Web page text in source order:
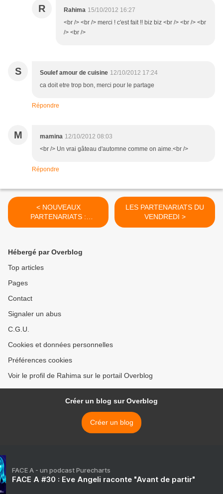
R Rahima 15/10/2012 16:27
<br /> <br /> merci ! c'est fait !! biz biz <br /> <br /> <br
/> <br />
S Soulef amour de cuisine 12/10/2012 17:24
ca doit etre trop bon, merci pour le partage
Répondre
M mamina 12/10/2012 08:03
<br /> Un vrai gâteau d'automne comme on aime.<br />
Répondre
< NOUVEAUX
PARTENARIATS :
INNOCENT - SPIGOL -
LES PARTENARIATS DU
VENDREDI >
Hébergé par Overblog
Top articles
Pages
Contact
Signaler un abus
C.G.U.
Cookies et données personnelles
Préférences cookies
Voir le profil de Rahima sur le portail Overblog
Créer un blog sur Overblog
Créer un blog
FACE A - un podcast Purecharts
FACE A #30 : Eve Angeli raconte "Avant de partir"